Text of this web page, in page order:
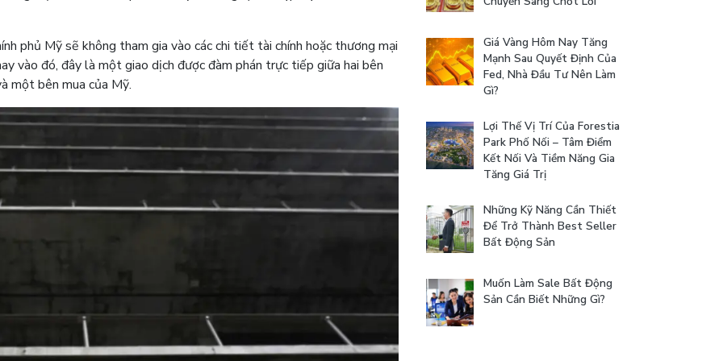
phủ Mỹ sẽ không tham gia vào các chi tiết tài chính hoặc thương mại
vào đó, đây là một giao dịch được đàm phán trực tiếp giữa hai bên
một bên mua của Mỹ.
Giá Vàng Hôm Nay Tăng
Mạnh Sau Quyết Định Của
Fed, Nhà Đầu Tư Nên Làm
Gì?
Lợi Thế Vị Trí Của Forestia
Park Phố Nối – Tâm Điểm
Kết Nối Và Tiềm Năng Gia
Tăng Giá Trị
Những Kỹ Năng Cần Thiết
Để Trở Thành Best Seller
Bất Động Sản
Muốn Làm Sale Bất Động
Sản Cần Biết Những Gì?